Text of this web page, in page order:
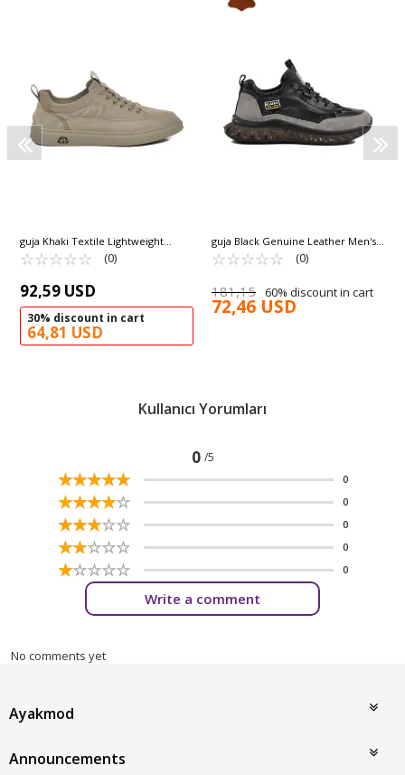
guja Khaki Textile Lightweight
Men's Sneaker 25Y510-2 M
☆☆☆☆☆
★★★★★ (0)
92,59 USD
30% discount in cart
64,81 USD
guja Black Genuine Leather Men's
Sneakers 25Y592 M
☆☆☆☆☆
★★★★★ (0)
181,15 60% discount in cart
72,46 USD
Kullanıcı Yorumları
0 /5
☆☆☆☆☆
★★★★★ 0
☆☆☆☆☆
★★★★★ 0
☆☆☆☆☆
★★★★★ 0
☆☆☆☆☆
★★★★★ 0
☆☆☆☆☆
★★★★★ 0
Write a comment
No comments yet
Ayakmod
Announcements